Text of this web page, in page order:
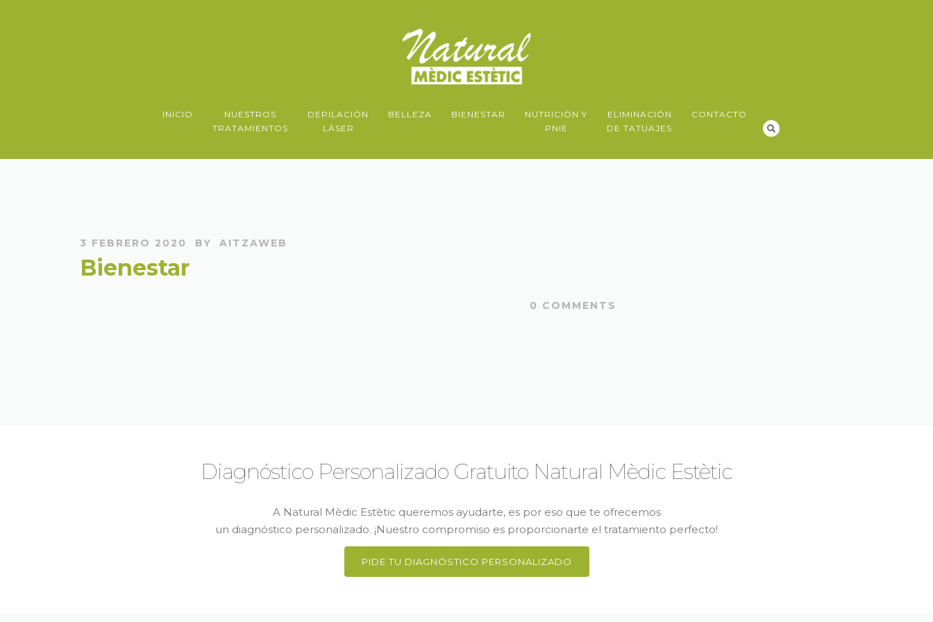
INICIO
NUESTROS
TRATAMIENTOS
DEPILACIÓN
LÁSER
BELLEZA BIENESTAR
NUTRICIÓN Y
PNIE
ELIMINACIÓN
DE TATUAJES
CONTACTO
3 FEBRERO 2020 BY AITZAWEB
Bienestar
0 COMMENTS
Diagnóstico Personalizado Gratuito Natural Mèdic Estètic
A Natural Mèdic Estètic queremos ayudarte, es por eso que te ofrecemos
un diagnóstico personalizado. ¡Nuestro compromiso es proporcionarte el tratamiento perfecto!
PIDE TU DIAGNÓSTICO PERSONALIZADO